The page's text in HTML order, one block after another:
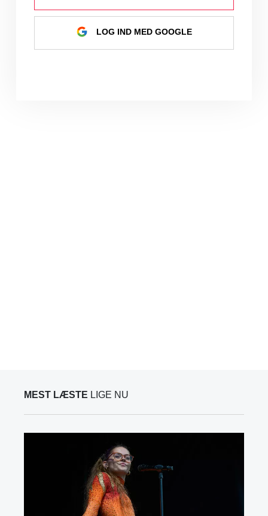
LOG IND MED GOOGLE
MEST LÆSTE LIGE NU